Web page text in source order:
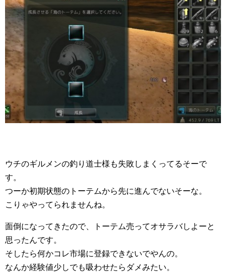
ウチのギルメンの釣り道士様も失敗しまくってるそーで
す。
つーか初期状態のトーテムから先に進んでないそーな。
こりゃやってられませんね。
面倒になってきたので、トーテム売ってオサラバしよーと
思ったんです。
そしたら何かコレ市場に登録できないでやんの。
なんか経験値少しでも吸わせたらダメみたい。